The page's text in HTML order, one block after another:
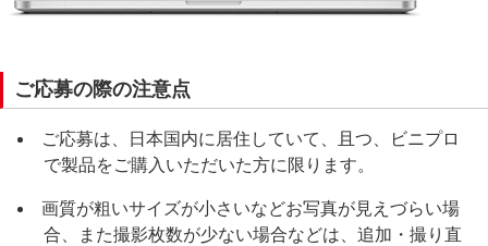
ご応募の際の注意点
ご応募は、日本国内に居住していて、且つ、ビニプロ
で製品をご購入いただいた方に限ります。
画質が粗いサイズが小さいなどお写真が見えづらい場
合、また撮影枚数が少ない場合などは、追加・撮り直